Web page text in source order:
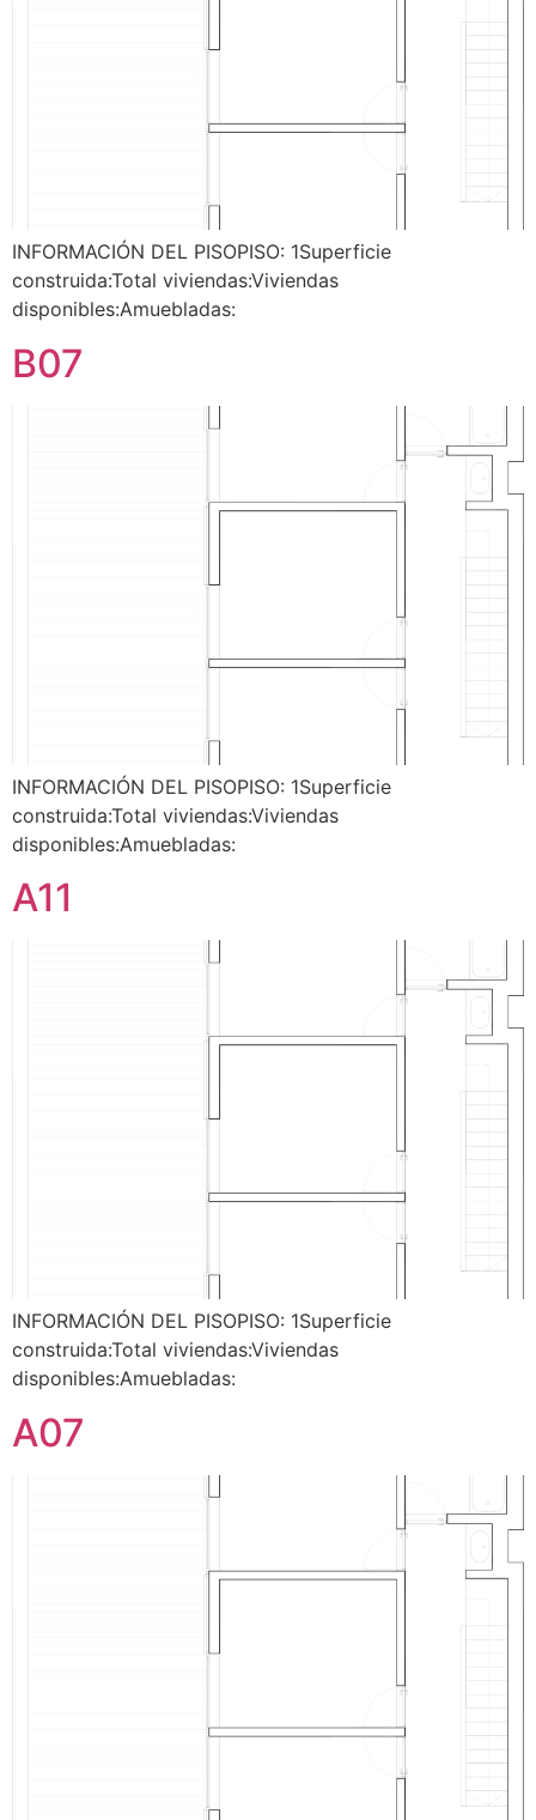
INFORMACIÓN DEL PISOPISO: 1Superficie
construida:Total viviendas:Viviendas
disponibles:Amuebladas:
B07
INFORMACIÓN DEL PISOPISO: 1Superficie
construida:Total viviendas:Viviendas
disponibles:Amuebladas:
A11
INFORMACIÓN DEL PISOPISO: 1Superficie
construida:Total viviendas:Viviendas
disponibles:Amuebladas:
A07